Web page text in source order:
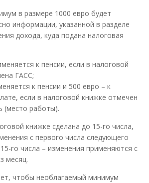
в размере 1000 евро будет
информации, указанной в разделе
дохода, куда подана налоговая
к пенсии, если в налоговой
ГАСС;
к пенсии и 500 евро – к
если в налоговой книжке отмечен
(место работы).
книжке сделана до 15-го числа,
с первого числа следующего
го числа – изменения применяются с
месяц.
чтобы необлагаемый минимум